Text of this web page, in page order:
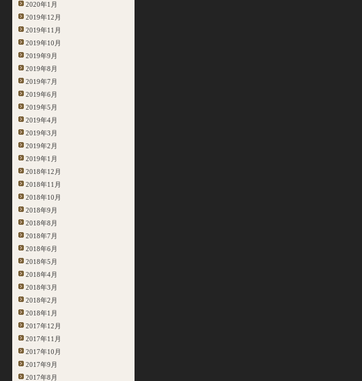
2020年1月
2019年12月
2019年11月
2019年10月
2019年9月
2019年8月
2019年7月
2019年6月
2019年5月
2019年4月
2019年3月
2019年2月
2019年1月
2018年12月
2018年11月
2018年10月
2018年9月
2018年8月
2018年7月
2018年6月
2018年5月
2018年4月
2018年3月
2018年2月
2018年1月
2017年12月
2017年11月
2017年10月
2017年9月
2017年8月